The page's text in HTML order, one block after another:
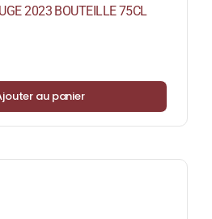
2023 BOUTEILLE 75CL
au panier